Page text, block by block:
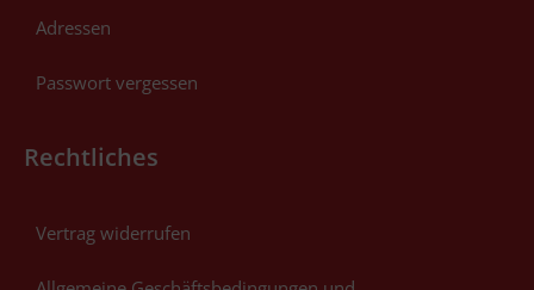
Adressen
Passwort vergessen
Rechtliches
Vertrag widerrufen